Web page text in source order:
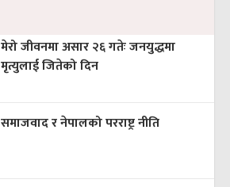
मेरो जीवनमा असार २६ गतेः जनयुद्धमा
मृत्युलाई जितेको दिन
समाजवाद र नेपालको परराष्ट्र नीति